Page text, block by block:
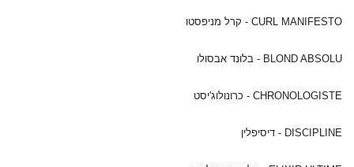
CURL MANIFESTO - קרל מניפסטו
BLOND ABSOLU - בלונד אבסולו
CHRONOLOGISTE - כרונולוג'יסט
DISCIPLINE - דיסיפלין